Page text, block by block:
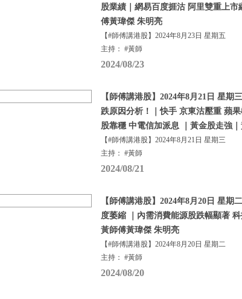
股業績｜網易百度捱沽 阿里雙重上
傅黃瑋傑 朱明亮
【#師傅講港股】2024年8月23日 星期五
主持： #黃師
2024/08/23
【師傅講港股】2024年8月21日 星期
跌原因分析！｜快手 京東沽壓重 蘋
股靠穩 中電信加派息 ｜黃金股走強
【#師傅講港股】2024年8月21日 星期三
主持： #黃師
2024/08/21
【師傅講港股】2024年8月20日 星期
度萎縮 ｜內需消費能源股跌幅顯著
黃師傅黃瑋傑 朱明亮
【#師傅講港股】2024年8月20日 星期二
主持： #黃師
2024/08/20